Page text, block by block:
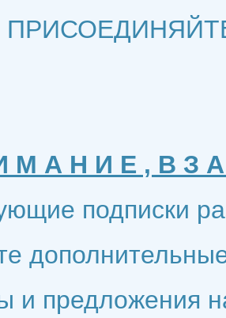
М А Н И Е , В З
подписки
и предложения